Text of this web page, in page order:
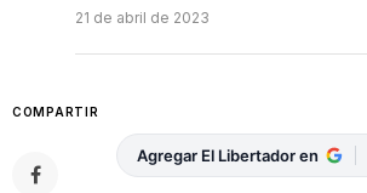
21 de abril de 2023
COMPARTIR
Agregar El Libertador en